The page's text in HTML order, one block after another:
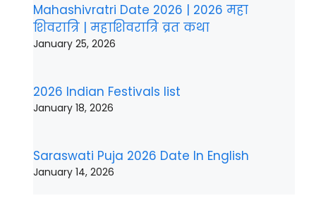
Mahashivratri Date 2026 | 2026 महा
शिवरात्रि | महाशिवरात्रि व्रत कथा
January 25, 2026
2026 Indian Festivals list
January 18, 2026
Saraswati Puja 2026 Date In English
January 14, 2026